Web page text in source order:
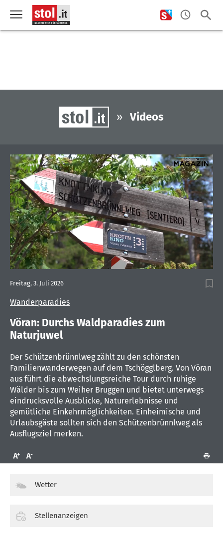
» Videos
seconds
of
minutes,
seconds
Wanderparadies
Freitag, 3. Juli 2026
Vöran: Durchs Waldparadies zum
Naturjuwel
Der Schützenbrünnlweg zählt zu den schönsten
Familienwanderwegen auf dem Tschögglberg. Von Vöran
aus führt die abwechslungsreiche Tour durch ruhige
Wälder bis zum Weiher Bruggen und bietet unterwegs
eindrucksvolle Ausblicke, Naturerlebnisse und
gemütliche Einkehrmöglichkeiten. Einheimische und
Urlaubsgäste sollten sich den Schützenbrünnlweg als
Ausflugsziel merken.
Wetter
Stellenanzeigen